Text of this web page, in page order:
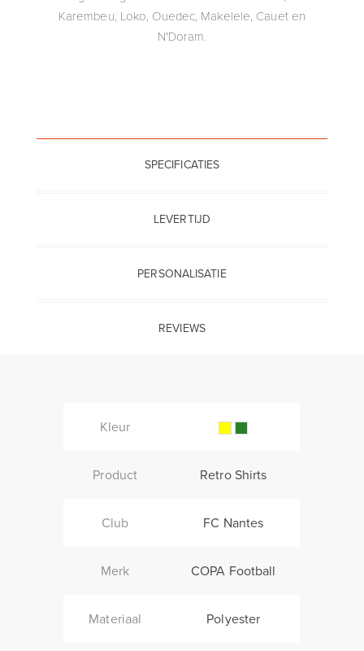
Karembeu, Loko, Ouedec, Makelele, Cauet en
N'Doram.
SPECIFICATIES
LEVERTIJD
PERSONALISATIE
REVIEWS
Kleur
Product Retro Shirts
Club FC Nantes
Merk COPA Football
Materiaal Polyester